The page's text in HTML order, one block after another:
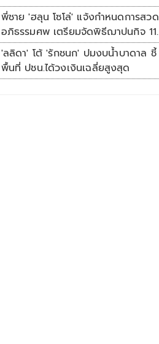
พี่ชาย 'ฮลุน โซโล่' แจ้งกำหนดการสวด
อภิธรรมศพ เตรียมจัดพิธีฌาปนกิจ 11
ส.ค.
'ลลิดา' โต้ 'รักชนก' ปมงบน้ำบาดาล ชี้
พื้นที่ ปชน.ได้วงเงินเฉลี่ยสูงสุด